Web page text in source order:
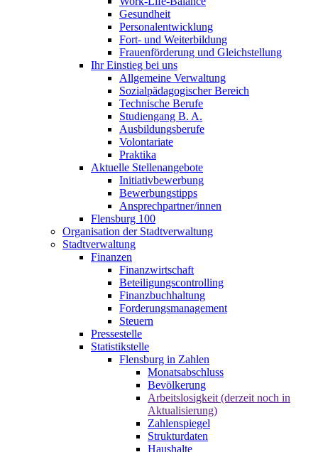
Gesundheit
Personalentwicklung
Fort- und Weiterbildung
Frauenförderung und Gleichstellung
Ihr Einstieg bei uns
Allgemeine Verwaltung
Sozialpädagogischer Bereich
Technische Berufe
Studiengang B. A.
Ausbildungsberufe
Volontariate
Praktika
Aktuelle Stellenangebote
Initiativbewerbung
Bewerbungstipps
Ansprechpartner/innen
Flensburg 100
Organisation der Stadtverwaltung
Stadtverwaltung
Finanzen
Finanzwirtschaft
Beteiligungscontrolling
Finanzbuchhaltung
Forderungsmanagement
Steuern
Pressestelle
Statistikstelle
Flensburg in Zahlen
Monatsabschluss
Bevölkerung
Arbeitslosigkeit (derzeit noch in
Aktualisierung)
Zahlenspiegel
Strukturdaten
Haushalte